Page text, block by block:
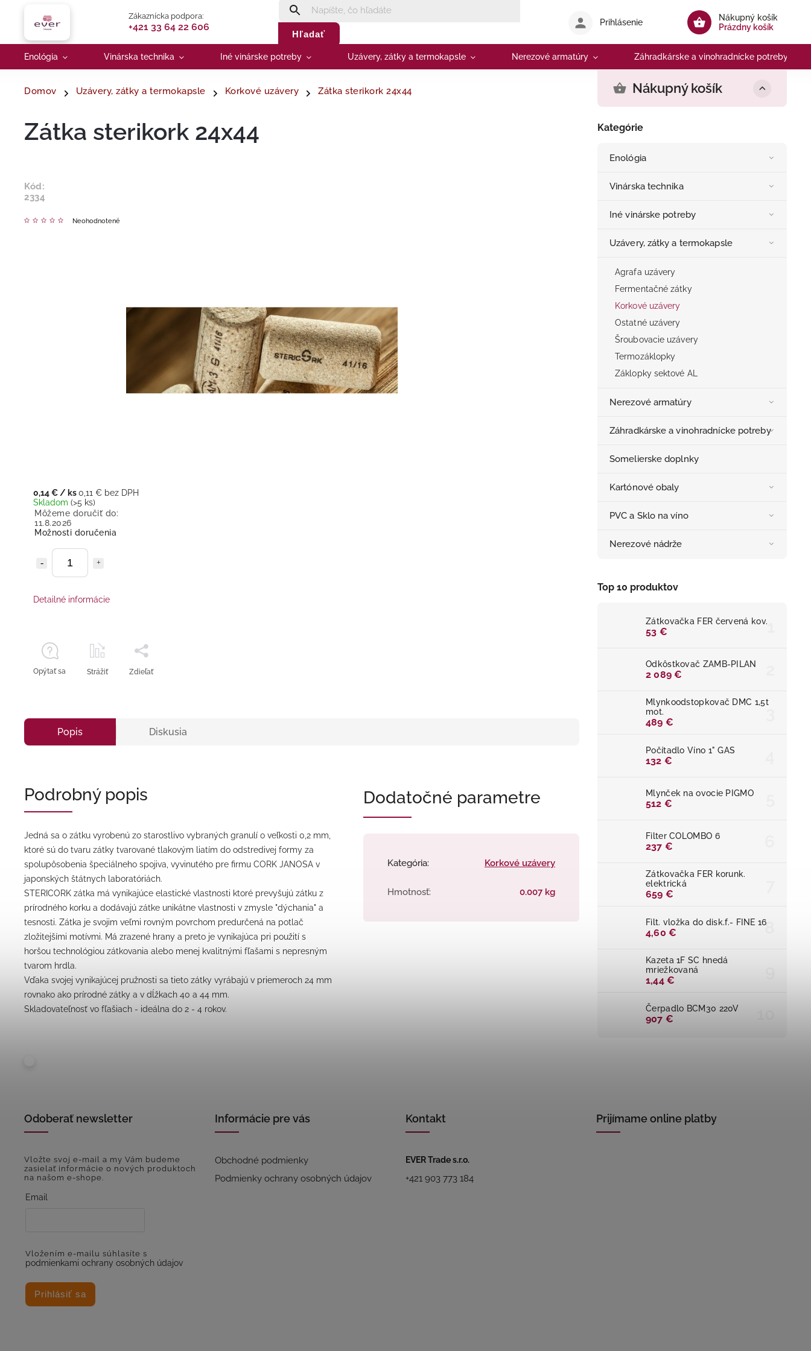
Zákaznícka podpora:
+421 33 64 22 606
Hľadať
Nákupný košík
Prázdny košík
Prihlásenie
Enológia Vinárska technika Iné vinárske potreby Uzávery, zátky a termokapsle Nerezové armatúry Záhradkárske a vinohradnícke potreby
Domov Uzávery, zátky a termokapsle Korkové uzávery Zátka sterikork 24x44 Nákupný košík
Kategórie
Enológia
Vinárska technika
Iné vinárske potreby
Uzávery, zátky a termokapsle
Agrafa uzávery
Fermentačné zátky
Korkové uzávery
Ostatné uzávery
Šroubovacie uzávery
Termozáklopky
Záklopky sektové AL
Nerezové armatúry
Záhradkárske a vinohradnícke potreby
Somelierske doplnky
Kartónové obaly
PVC a Sklo na víno
Nerezové nádrže
Top 10 produktov
Zátkovačka FER červená kov.
53 €
Odkôstkovač ZAMB-PILAN
2 089 €
Mlynkoodstopkovač DMC 1,5t
mot.
489 €
Počítadlo Víno 1" GAS
132 €
Mlynček na ovocie PIGMO
512 €
Filter COLOMBO 6
237 €
Zátkovačka FER korunk.
elektrická
659 €
Filt. vložka do disk.f.- FINE 16
4,60 €
Kazeta 1F SC hnedá
mriežkovaná
1,44 €
Čerpadlo BCM30 220V
907 €
Zátka sterikork 24x44
Kód:
2334
Neohodnotené
0,14 € / ks0,11 € bez DPH
Skladom (>5 ks)
Môžeme doručiť do:
11.8.2026
Možnosti doručenia
Detailné informácie
Opýtať sa Strážiť Zdieľať
Popis Diskusia
Podrobný popis
Jedná sa o zátku vyrobenú zo starostlivo vybraných granulí o veľkosti 0,2 mm,
ktoré sú do tvaru zátky tvarované tlakovým liatím do odstredivej formy za
spolupôsobenia špeciálneho spojiva, vyvinutého pre firmu CORK JANOSA v
japonských štátnych laboratóriách.
STERICORK zátka má vynikajúce elastické vlastnosti ktoré prevyšujú zátku z
prírodného korku a dodávajú zátke unikátne vlastnosti v zmysle "dýchania" a
tesnosti. Zátka je svojim veľmi rovným povrchom predurčená na potlač
zložitejšími motívmi. Má zrazené hrany a preto je vynikajúca pri použití s
horšou technológiou zátkovania alebo menej kvalitnými fľašami s nepresným
tvarom hrdla.
Vďaka svojej vynikajúcej pružnosti sa tieto zátky vyrábajú v priemeroch 24 mm
rovnako ako prírodné zátky a v dĺžkach 40 a 44 mm.
Skladovateľnosť vo fľašiach - ideálna do 2 - 4 rokov.
Dodatočné parametre
Kategória: Korkové uzávery
Hmotnosť: 0.007 kg
Odoberať newsletter
Vložte svoj e-mail a my Vám budeme
zasielať informácie o nových produktoch
na našom e-shope.
Email
Vložením e-mailu súhlasíte s
podmienkami ochrany osobných údajov
Prihlásiť sa
Informácie pre vás
Obchodné podmienky
Podmienky ochrany osobných údajov
Kontakt
EVER Trade s.r.o.
+421 903 773 184
Prijímame online platby